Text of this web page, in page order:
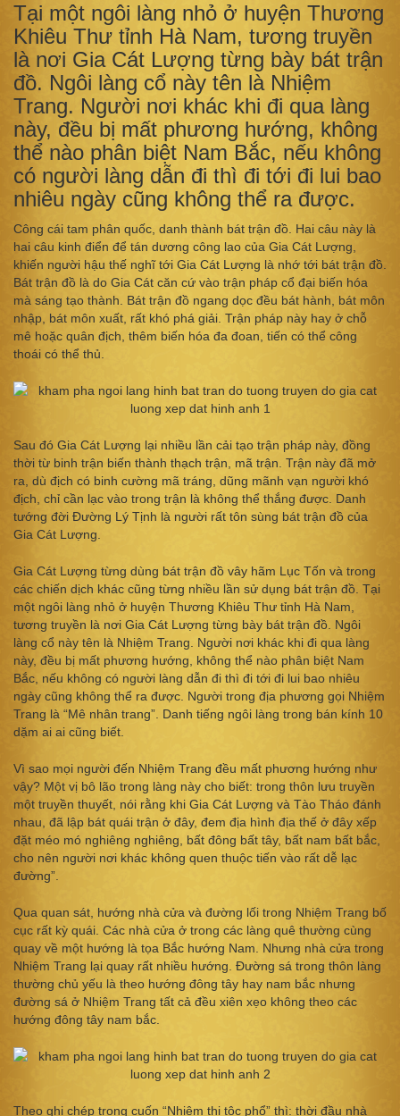
Tại một ngôi làng nhỏ ở huyện Thương
Khiêu Thư tỉnh Hà Nam, tương truyền
là nơi Gia Cát Lượng từng bày bát trận
đồ. Ngôi làng cổ này tên là Nhiệm
Trang. Người nơi khác khi đi qua làng
này, đều bị mất phương hướng, không
thể nào phân biệt Nam Bắc, nếu không
có người làng dẫn đi thì đi tới đi lui bao
nhiêu ngày cũng không thể ra được.
Công cái tam phân quốc, danh thành bát trận đồ. Hai câu này là
hai câu kinh điển để tán dương công lao của Gia Cát Lượng,
khiến người hậu thế nghĩ tới Gia Cát Lượng là nhớ tới bát trận đồ.
Bát trận đồ là do Gia Cát căn cứ vào trận pháp cổ đại biến hóa
mà sáng tạo thành. Bát trận đồ ngang dọc đều bát hành, bát môn
nhập, bát môn xuất, rất khó phá giải. Trận pháp này hay ở chỗ
mê hoặc quân địch, thêm biến hóa đa đoan, tiến có thể công
thoái có thể thủ.
Sau đó Gia Cát Lượng lại nhiều lần cải tạo trận pháp này, đồng
thời từ binh trận biến thành thạch trận, mã trận. Trận này đã mở
ra, dù địch có binh cường mã tráng, dũng mãnh vạn người khó
địch, chỉ cần lạc vào trong trận là không thể thắng được. Danh
tướng đời Đường Lý Tịnh là người rất tôn sùng bát trận đồ của
Gia Cát Lượng.
Gia Cát Lượng từng dùng bát trận đồ vây hãm Lục Tốn và trong
các chiến dịch khác cũng từng nhiều lần sử dụng bát trận đồ. Tại
một ngôi làng nhỏ ở huyện Thương Khiêu Thư tỉnh Hà Nam,
tương truyền là nơi Gia Cát Lượng từng bày bát trận đồ. Ngôi
làng cổ này tên là Nhiệm Trang. Người nơi khác khi đi qua làng
này, đều bị mất phương hướng, không thể nào phân biệt Nam
Bắc, nếu không có người làng dẫn đi thì đi tới đi lui bao nhiêu
ngày cũng không thể ra được. Người trong địa phương gọi Nhiệm
Trang là “Mê nhân trang”. Danh tiếng ngôi làng trong bán kính 10
dặm ai ai cũng biết.
Vì sao mọi người đến Nhiệm Trang đều mất phương hướng như
vậy? Một vị bô lão trong làng này cho biết: trong thôn lưu truyền
một truyền thuyết, nói rằng khi Gia Cát Lượng và Tào Tháo đánh
nhau, đã lập bát quái trận ở đây, đem địa hình địa thế ở đây xếp
đặt méo mó nghiêng nghiêng, bất đông bất tây, bất nam bất bắc,
cho nên người nơi khác không quen thuộc tiến vào rất dễ lạc
đường”.
Qua quan sát, hướng nhà cửa và đường lối trong Nhiệm Trang bố
cục rất kỳ quái. Các nhà cửa ở trong các làng quê thường cùng
quay về một hướng là tọa Bắc hướng Nam. Nhưng nhà cửa trong
Nhiệm Trang lại quay rất nhiều hướng. Đường sá trong thôn làng
thường chủ yếu là theo hướng đông tây hay nam bắc nhưng
đường sá ở Nhiệm Trang tất cả đều xiên xẹo không theo các
hướng đông tây nam bắc.
Theo ghi chép trong cuốn “Nhiệm thị tộc phổ” thì: thời đầu nhà